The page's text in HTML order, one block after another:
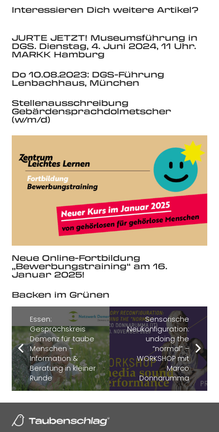
Interessieren Dich weitere Artikel?
JURTE JETZT! Museumsführung in
DGS. Dienstag, 4. Juni 2024, 11 Uhr.
MARKK Hamburg
Do 10.08.2023: DGS-Führung
Lenbachhaus, München
Stellenausschreibung
Gebärdensprachdolmetscher
(w/m/d)
Neue Online-Fortbildung
„Bewerbungstraining“ am 16.
Januar 2025!
Backen im Grünen
Essen:
Gesprächskreis
Demenz für taube
Menschen –
Information &
Beratung in kleiner
Runde
Sensorische
Neukonfiguration:
undoing the
“normal” –
WORKSHOP mit
Marco
Donnarumma